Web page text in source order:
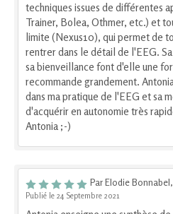
techniques issues de différentes
Trainer, Bolea, Othmer, etc.) et
limite (Nexus10), qui permet de
rentrer dans le détail de l'EEG.
sa bienveillance font d'elle une
recommande grandement.
dans ma pratique de l'EEG et sa
d'acquérir en autonomie très
Antonia ;-)
Par Elodie
Publié le 24 Septembre 2021